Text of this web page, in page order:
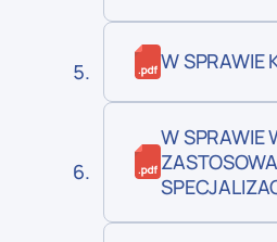
W SPRAWIE
W SPRAWIE